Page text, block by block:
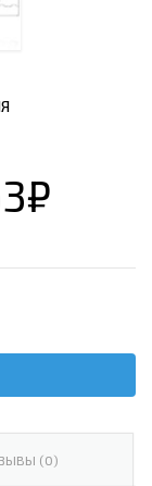
₽
(0)